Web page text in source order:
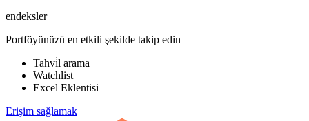
endeksler
Portföyünüzü en etkili şekilde takip edin
Tahvi̇l arama
Watchlist
Excel Eklentisi
Erişim sağlamak